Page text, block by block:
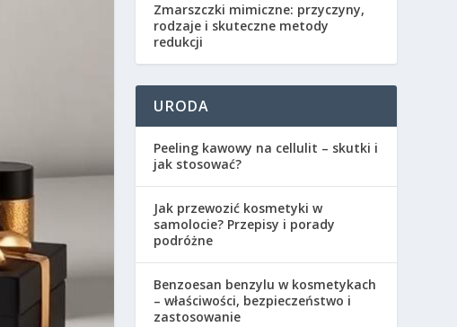
Zmarszczki mimiczne: przyczyny,
rodzaje i skuteczne metody
redukcji
URODA
Peeling kawowy na cellulit – skutki i
jak stosować?
Jak przewozić kosmetyki w
samolocie? Przepisy i porady
podróżne
Benzoesan benzylu w kosmetykach
– właściwości, bezpieczeństwo i
zastosowanie